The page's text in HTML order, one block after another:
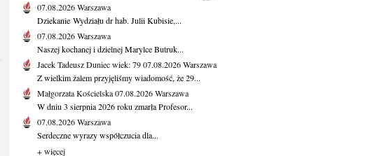
07.08.2026Warszawa
Dziekanie Wydziału dr hab. Julii Kubisie,...
07.08.2026Warszawa
Naszej kochanej i dzielnej Marylce Butruk...
Jacek Tadeusz Duniecwiek: 7907.08.2026Warszawa
Z wielkim żalem przyjęliśmy wiadomość, że 29...
Małgorzata Kościelska07.08.2026Warszawa
W dniu 3 sierpnia 2026 roku zmarła Profesor...
07.08.2026Warszawa
Serdeczne wyrazy współczucia dla...
+ więcej